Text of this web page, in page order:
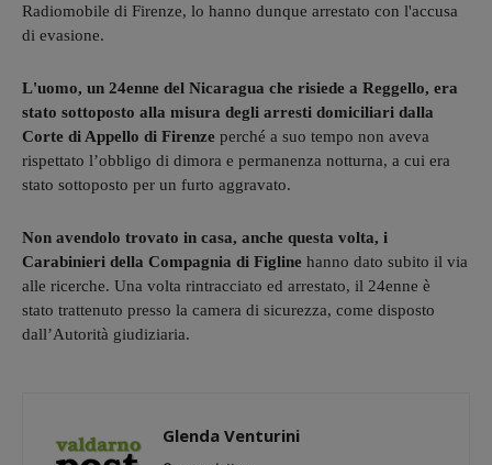
Radiomobile di Firenze, lo hanno dunque arrestato con l'accusa
di evasione.
L'uomo, un 24enne del Nicaragua che risiede a Reggello, era
stato sottoposto alla misura degli arresti domiciliari dalla
Corte di Appello di Firenze perché a suo tempo non aveva
rispettato l’obbligo di dimora e permanenza notturna, a cui era
stato sottoposto per un furto aggravato.
Non avendolo trovato in casa, anche questa volta, i
Carabinieri della Compagnia di Figline hanno dato subito il via
alle ricerche. Una volta rintracciato ed arrestato, il 24enne è
stato trattenuto presso la camera di sicurezza, come disposto
dall’Autorità giudiziaria.
Glenda Venturini